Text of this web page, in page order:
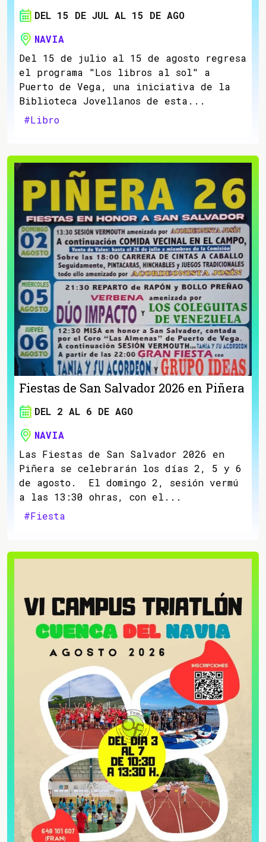
DEL 15 DE JUL AL 15 DE AGO
NAVIA
Del 15 de julio al 15 de agosto regresa
el programa "Los libros al sol" a
Puerto de Vega, una iniciativa de la
Biblioteca Jovellanos de esta...
#Libro
Fiestas de San Salvador 2026 en Piñera
DEL 2 AL 6 DE AGO
NAVIA
Las Fiestas de San Salvador 2026 en
Piñera se celebrarán los días 2, 5 y 6
de agosto. El domingo 2, sesión vermú
a las 13:30 ohras, con el...
#Fiesta